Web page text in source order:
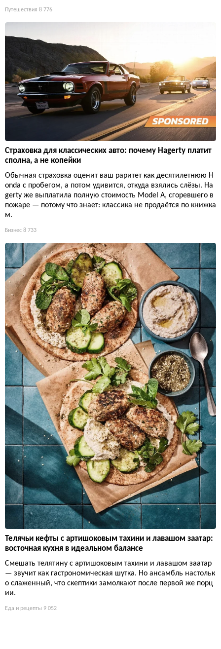
Путешествия 8 776
Страховка для классических авто: почему Hagerty платит
сполна, а не копейки
Обычная страховка оценит ваш раритет как десятилетнюю H
onda с пробегом, а потом удивится, откуда взялись слёзы. Ha
gerty же выплатила полную стоимость Model A, сгоревшего в
пожаре — потому что знает: классика не продаётся по книжка
м.
Бизнес 8 733
Телячьи кефты с артишоковым тахини и лавашом заатар:
восточная кухня в идеальном балансе
Смешать телятину с артишоковым тахини и лавашом заатар
— звучит как гастрономическая шутка. Но ансамбль настольк
о слаженный, что скептики замолкают после первой же порц
ии.
Еда и рецепты 9 052